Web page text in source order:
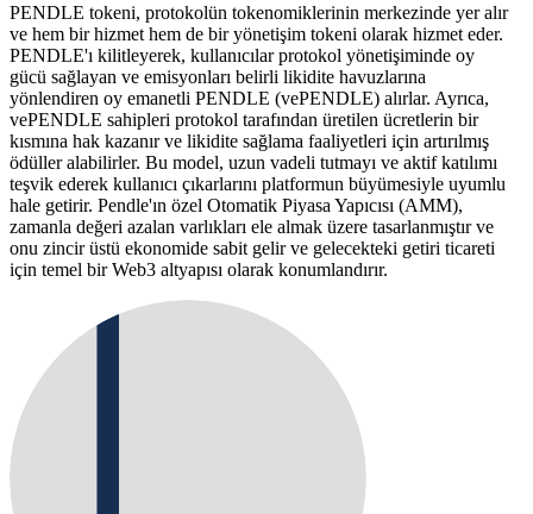
PENDLE tokeni, protokolün tokenomiklerinin merkezinde yer alır
ve hem bir hizmet hem de bir yönetişim tokeni olarak hizmet eder.
PENDLE'ı kilitleyerek, kullanıcılar protokol yönetişiminde oy
gücü sağlayan ve emisyonları belirli likidite havuzlarına
yönlendiren oy emanetli PENDLE (vePENDLE) alırlar. Ayrıca,
vePENDLE sahipleri protokol tarafından üretilen ücretlerin bir
kısmına hak kazanır ve likidite sağlama faaliyetleri için artırılmış
ödüller alabilirler. Bu model, uzun vadeli tutmayı ve aktif katılımı
teşvik ederek kullanıcı çıkarlarını platformun büyümesiyle uyumlu
hale getirir. Pendle'ın özel Otomatik Piyasa Yapıcısı (AMM),
zamanla değeri azalan varlıkları ele almak üzere tasarlanmıştır ve
onu zincir üstü ekonomide sabit gelir ve gelecekteki getiri ticareti
için temel bir Web3 altyapısı olarak konumlandırır.